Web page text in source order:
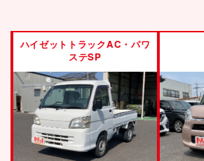
ハイゼットトラックAC・パワ
ステSP